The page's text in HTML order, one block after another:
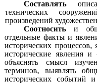
Составлять
технических
произведений
Соотноситьи
отдельные факты и
исторических
исторические явления
объяснять смысл
терминов, выявлять
исторических событий